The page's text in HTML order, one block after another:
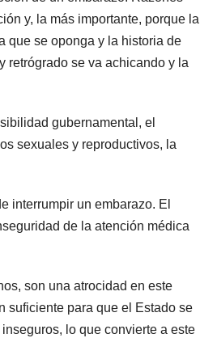
y, la más importante, porque la
que se oponga y la historia de
retrógrado se va achicando y la
gubernamental, el
sexuales y reproductivos, la
interrumpir un embarazo. El
de la atención médica
son una atrocidad en este
suficiente para que el Estado se
lo que convierte a este